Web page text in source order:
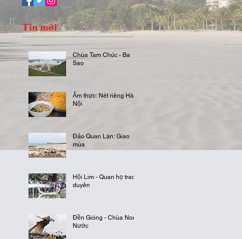
Tin mới
Chùa Tam Chúc - Ba
Sao
Ẩm thực: Nét riêng Hà
Nội
Đảo Quan Lạn: Giao
mùa
Hội Lim - Quan họ trao
duyên
Đền Gióng - Chùa Non
Nước